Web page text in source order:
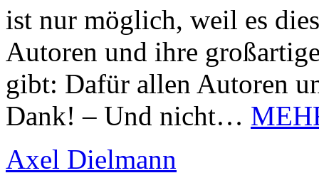
ist nur möglich, weil es
Autoren und ihre
gibt: Dafür allen Autoren
Dank! – Und nicht…
Axel Dielmann